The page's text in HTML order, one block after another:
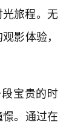
旅程。无
影体验，
宝贵的时
。通过在